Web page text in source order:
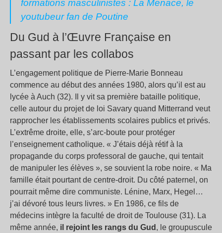
formations masculinistes : La Menace, le
youtubeur fan de Poutine
Du Gud à l’Œuvre Française en
passant par les collabos
L’engagement politique de Pierre-Marie Bonneau
commence au début des années 1980, alors qu’il est au
lycée à Auch (32). Il y vit sa première bataille politique,
celle autour du projet de loi Savary quand Mitterrand veut
rapprocher les établissements scolaires publics et privés.
L’extrême droite, elle, s’arc-boute pour protéger
l’enseignement catholique. « J’étais déjà rétif à la
propagande du corps professoral de gauche, qui tentait
de manipuler les élèves », se souvient la robe noire. « Ma
famille était pourtant de centre-droit. Du côté paternel, on
pourrait même dire communiste. Lénine, Marx, Hegel…
j’ai dévoré tous leurs livres. » En 1986, ce fils de
médecins intègre la faculté de droit de Toulouse (31). La
même année, il rejoint les rangs du Gud , le groupuscule